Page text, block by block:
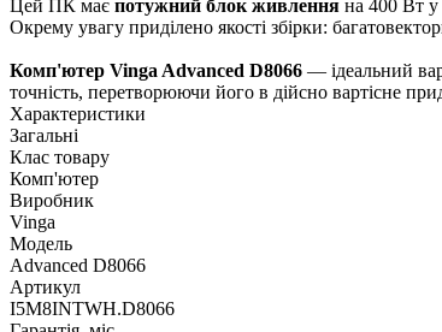
Цей ПК має потужний блок живлення на 400 Вт у
Окрему увагу приділено якості збірки:
Комп'ютер Vinga Advanced D8066 — ідеальний
точність, перетворюючи його в дійсно вартісне
Характеристики
Загальні
Клас товару
Комп'ютер
Виробник
Vinga
Модель
Advanced D8066
Артикул
I5M8INTWH.D8066